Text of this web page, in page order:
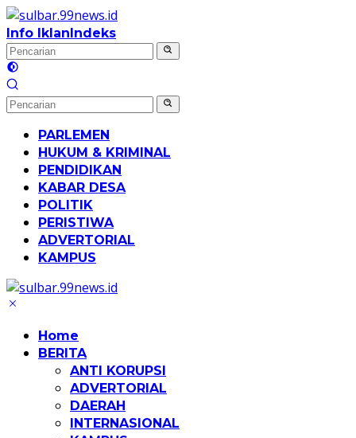
Langsung
ke
konten
Info IklanIndeks
PARLEMEN
HUKUM & KRIMINAL
PENDIDIKAN
KABAR DESA
POLITIK
PERISTIWA
ADVERTORIAL
KAMPUS
Home
BERITA
ANTI KORUPSI
ADVERTORIAL
DAERAH
INTERNASIONAL